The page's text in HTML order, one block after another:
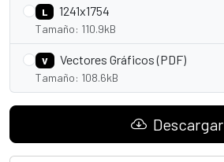
L 1241x1754
Tamaño: 110.9kB
V Vectores Gráficos (PDF)
Tamaño: 108.6kB
Descargar